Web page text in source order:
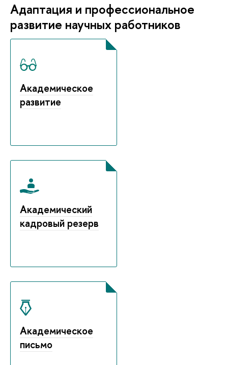
Адаптация и профессиональное
развитие научных работников
Академическое
развитие
Академический
кадровый резерв
Академическое
письмо